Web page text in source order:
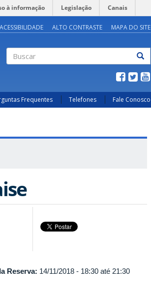
à informação Legislação Canais
ACESSIBILIDADE ALTO CONTRASTE MAPA DO SITE
Frequentes Telefones Fale Conosco
Reserva: 14/11/2018 - 18:30 até 21:30